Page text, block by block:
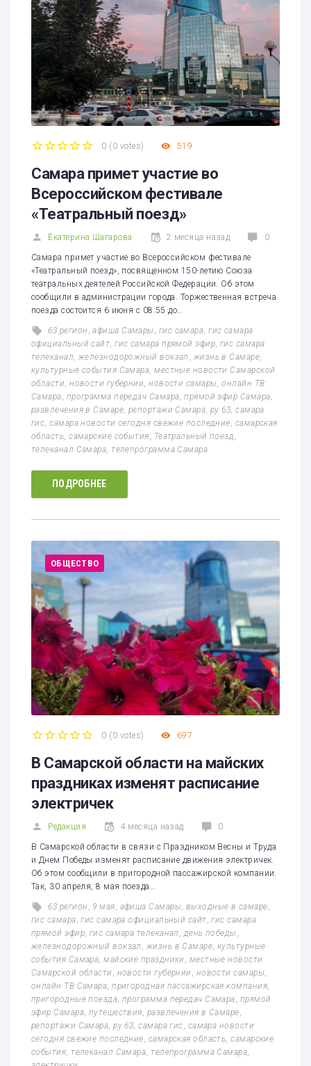
0 (0 votes) 519
Самара примет участие во
Всероссийском фестивале
«Театральный поезд»
Екатерина Шагарова 2 месяца назад 0
Самара примет участие во Всероссийском фестивале
«Театральный поезд», посвященном 150-летию Союза
театральных деятелей Российской Федерации. Об этом
сообщили в администрации города. Торжественная встреча
поезда состоится 6 июня с 08:55 до…
63 регион ,афиша Самары гис самара ,гис самара
официальный сайт ,гис самара прямой эфир гис самара
телеканал
железнодорожный вокзал жизнь в Самаре
культурные события Самара ,местные новости Самарской
области ,новости губернии ,новости самары ,онлайн ТВ
Самара программа передач Самара ,прямой эфир Самара
развлечения в Самаре репортажи Самара ,ру 63 ,самара
гис ,самара новости сегодня свежие последние самарская
область ,самарские события Театральный поезд
телеканал Самара ,телепрограмма Самара
ПОДРОБНЕЕ
ОБЩЕСТВО
0 (0 votes) 697
В Самарской области на майских
праздниках изменят расписание
электричек
Редакция 4 месяца назад 0
В Самарской области в связи с Праздником Весны и Труда
и Днем Победы изменят расписание движения электричек.
Об этом сообщили в пригородной пассажирской компании.
Так, 30 апреля, 8 мая поезда…
63 регион 9 мая афиша Самары выходные в самаре
гис самара ,гис самара официальный сайт ,гис самара
прямой эфир, гис самара телеканал день победы
железнодорожный вокзал
жизнь в Самаре ,культурные
события Самара ,майские праздники
местные новости
Самарской области
новости губернии новости самары
онлайн ТВ Самара ,пригородная пассажирская компания,
пригородные поезда ,программа передач Самара прямой
эфир Самара, путешествия развлечения в Самаре
репортажи Самара ,ру 63 ,самара гис самара новости
сегодня свежие последние самарская область ,самарские
события ,телеканал Самара ,телепрограмма Самара